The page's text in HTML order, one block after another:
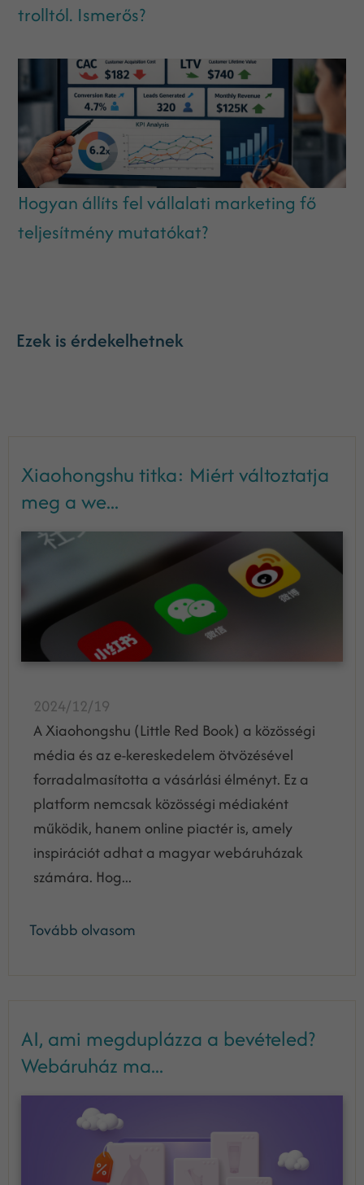
trolltól. Ismerős?
Hogyan állíts fel vállalati marketing fő
teljesítmény mutatókat?
Ezek is érdekelhetnek
Xiaohongshu titka: Miért változtatja
meg a we...
2024/12/19
A Xiaohongshu (Little Red Book) a közösségi
média és az e-kereskedelem ötvözésével
forradalmasította a vásárlási élményt. Ez a
platform nemcsak közösségi médiaként
működik, hanem online piactér is, amely
inspirációt adhat a magyar webáruházak
számára. Hog...
Tovább olvasom
AI, ami megduplázza a bevételed?
Webáruház ma...